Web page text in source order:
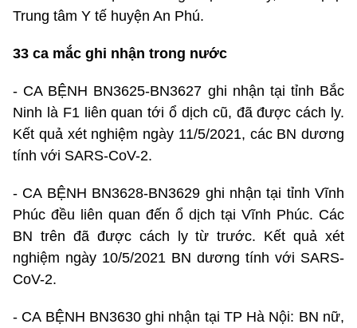
Trung tâm Y tế huyện An Phú.
33 ca mắc ghi nhận trong nước
- CA BỆNH BN3625-BN3627 ghi nhận tại tỉnh Bắc
Ninh là F1 liên quan tới ổ dịch cũ, đã được cách ly.
Kết quả xét nghiệm ngày 11/5/2021, các BN dương
tính với SARS-CoV-2.
- CA BỆNH BN3628-BN3629 ghi nhận tại tỉnh Vĩnh
Phúc đều liên quan đến ổ dịch tại Vĩnh Phúc. Các
BN trên đã được cách ly từ trước. Kết quả xét
nghiệm ngày 10/5/2021 BN dương tính với SARS-
CoV-2.
- CA BỆNH BN3630 ghi nhận tại TP Hà Nội: BN nữ,